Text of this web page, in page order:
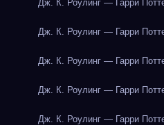
Дж. К. Роулинг — Гарри
Дж. К. Роулинг — Гарри
Дж. К. Роулинг — Гарри
Дж. К. Роулинг — Гарри
Дж. К. Роулинг — Гарри